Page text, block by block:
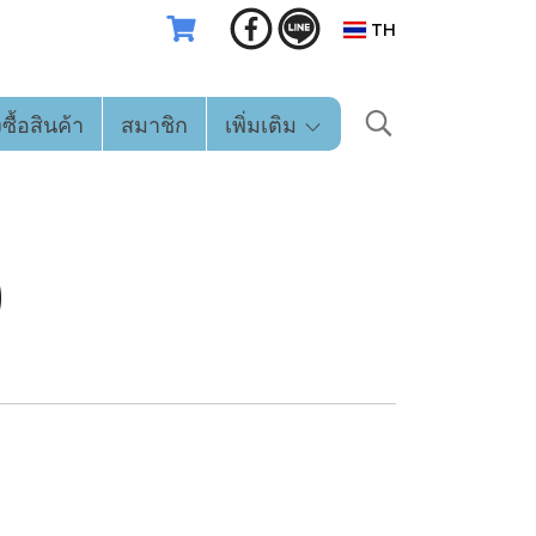
TH
อสินค้า สมาชิก เพิ่มเติม